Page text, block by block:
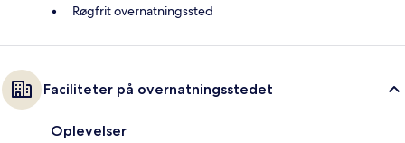
Røgfrit overnatningssted
Faciliteter på overnatningsstedet
Oplevelser